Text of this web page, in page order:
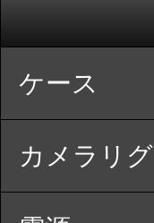
ケース
カメラリグ